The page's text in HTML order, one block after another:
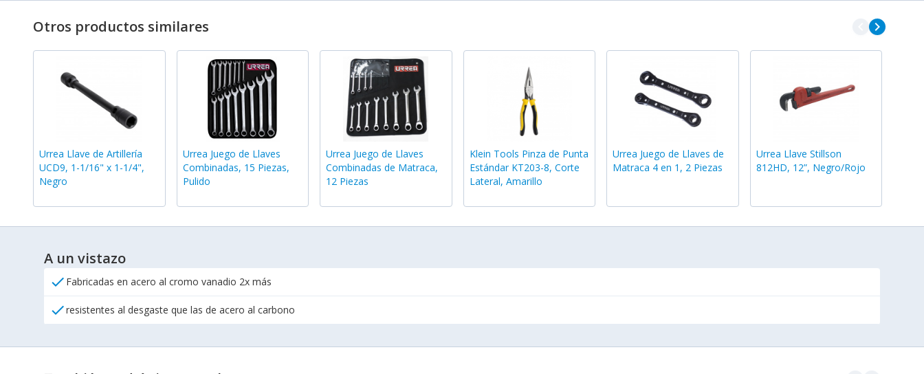
Otros productos similares navigate_beforenavigate_next
Urrea Llave de Artillería
UCD9, 1-1/16" x 1-1/4",
Negro
Urrea Juego de Llaves
Combinadas, 15 Piezas,
Pulido
Urrea Juego de Llaves
Combinadas de Matraca,
12 Piezas
Klein Tools Pinza de Punta
Estándar KT203-8, Corte
Lateral, Amarillo
Urrea Juego de Llaves de
Matraca 4 en 1, 2 Piezas
Urrea Llave Stillson
812HD, 12”, Negro/Rojo
A un vistazo
check Fabricadas en acero al cromo vanadio 2x más
checkresistentes al desgaste que las de acero al carbono